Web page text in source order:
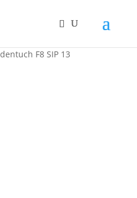
F8 SIP 13